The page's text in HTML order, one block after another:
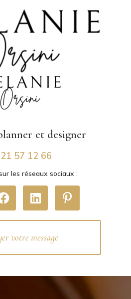
et designer
57 12 66
les réseaux sociaux :
votre message